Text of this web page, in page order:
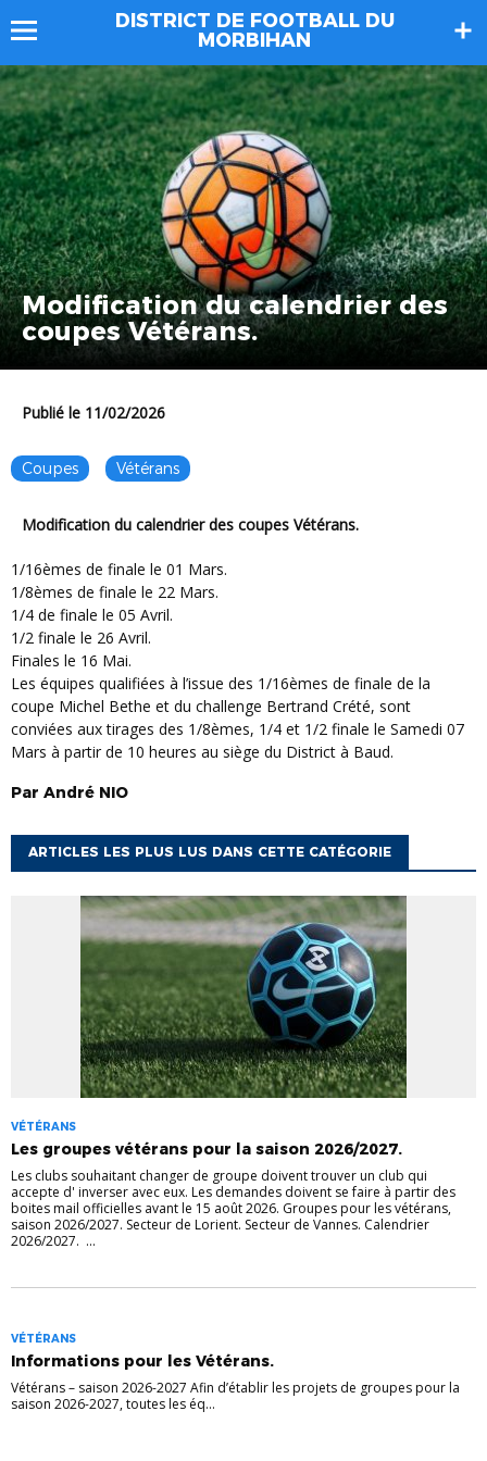
DISTRICT DE FOOTBALL DU
MORBIHAN
Modification du calendrier des
coupes Vétérans.
Publié le 11/02/2026
Coupes Vétérans
Modification du calendrier des coupes Vétérans.
1/16èmes de finale le 01 Mars.
1/8èmes de finale le 22 Mars.
1/4 de finale le 05 Avril.
1/2 finale le 26 Avril.
Finales le 16 Mai.
Les équipes qualifiées à l’issue des 1/16èmes de finale de la
coupe Michel Bethe et du challenge Bertrand Crété, sont
conviées aux tirages des 1/8èmes, 1/4 et 1/2 finale le Samedi 07
Mars à partir de 10 heures au siège du District à Baud.
Par André NIO
ARTICLES LES PLUS LUS DANS CETTE CATÉGORIE
VÉTÉRANS
Les groupes vétérans pour la saison 2026/2027.
Les clubs souhaitant changer de groupe doivent trouver un club qui
accepte d' inverser avec eux. Les demandes doivent se faire à partir des
boites mail officielles avant le 15 août 2026. Groupes pour les vétérans,
saison 2026/2027. Secteur de Lorient. Secteur de Vannes. Calendrier
2026/2027. ...
VÉTÉRANS
Informations pour les Vétérans.
Vétérans – saison 2026-2027 Afin d’établir les projets de groupes pour la
saison 2026-2027, toutes les éq...